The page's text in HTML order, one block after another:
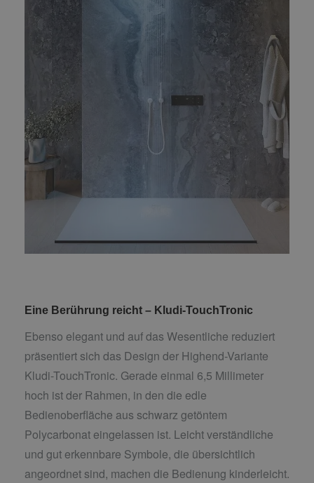
Eine Berührung reicht – Kludi-TouchTronic
Ebenso elegant und auf das Wesentliche reduziert
präsentiert sich das Design der Highend-Variante
Kludi-TouchTronic. Gerade einmal 6,5 Millimeter
hoch ist der Rahmen, in den die edle
Bedienoberfläche aus schwarz getöntem
Polycarbonat eingelassen ist. Leicht verständliche
und gut erkennbare Symbole, die übersichtlich
angeordnet sind, machen die Bedienung kinderleicht.